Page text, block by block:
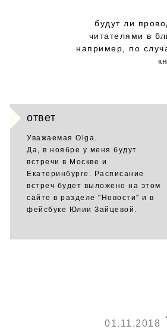
будут ли
читателями в
например, по
ответ
Уважаемая Оlga.
Да, в ноябре у меня будут
встречи в Москве и
Екатеринбурге. Расписание
встреч будет выложено на этом
сайте в разделе "Новости" и в
фейсбуке Юлии Зайцевой.
01.11.2018